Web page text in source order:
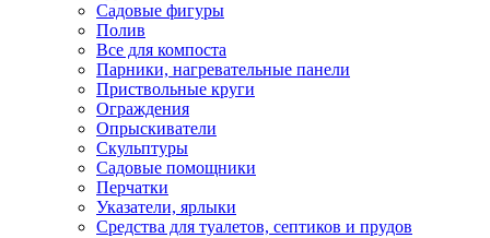
Садовые фигуры
Полив
Все для компоста
Парники, нагревательные панели
Приствольные круги
Ограждения
Опрыскиватели
Скульптуры
Садовые помощники
Перчатки
Указатели, ярлыки
Средства для туалетов, септиков и прудов